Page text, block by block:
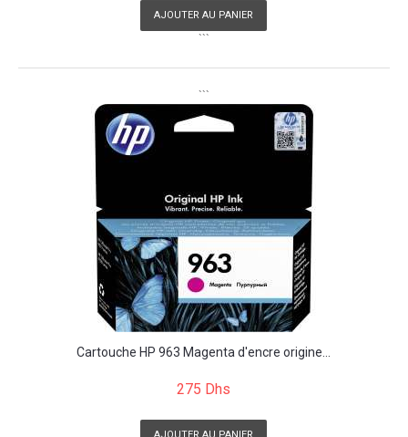
AJOUTER AU PANIER
```
```
Cartouche HP 963 Magenta d'encre origine...
275 Dhs